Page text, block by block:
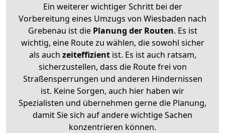
Ein weiterer wichtiger Schritt bei der
Vorbereitung eines Umzugs von Wiesbaden nach
Grebenau ist diePlanung der Routen. Es ist
wichtig, eine Route zu wählen, die sowohl sicher
als auch zeiteffizientist. Es ist auch ratsam,
sicherzustellen, dass die Route frei von
Straßensperrungen und anderen Hindernissen
ist. Keine Sorgen, auch hier haben wir
Spezialisten und übernehmen gerne die Planung,
damit Sie sich auf andere wichtige Sachen
konzentrieren können.